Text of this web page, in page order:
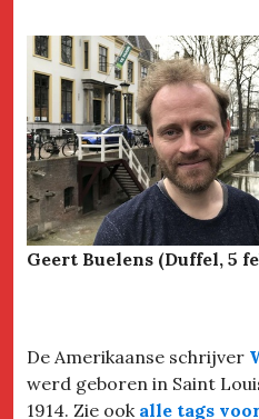
Geert Buelens (Duffel, 5
De Amerikaanse schrijver
werd geboren in Saint
1914. Zie ook alle tags